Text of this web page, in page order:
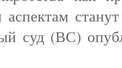
суд (ВС)